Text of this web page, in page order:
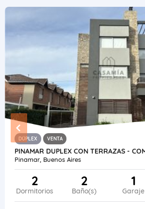
DÚPLEX VENTA
Pinamar, Buenos Aires
2
Dormitorios
2
Baño(s)
1
Garaje